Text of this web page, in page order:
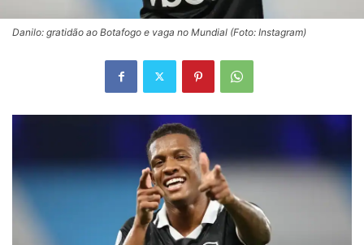
Danilo: gratidão ao Botafogo e vaga no Mundial (Foto: Instagram)